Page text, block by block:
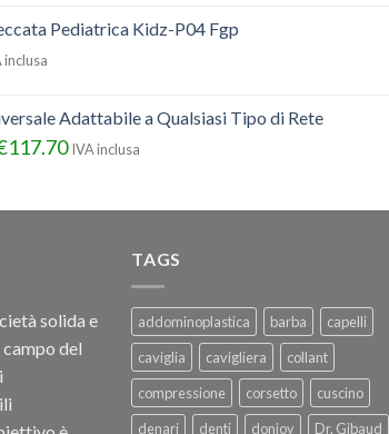
Pediatrica Kidz-P04 Fgp
inclusa
Adattabile a Qualsiasi Tipo di Rete
117.70 IVA inclusa
solida e
del
TAGS
addominoplastica barba
capelli
caviglia
cavigliera
collant
compressione
corsetto
cuscino
denari
denti donjoy Dr. Gibaud